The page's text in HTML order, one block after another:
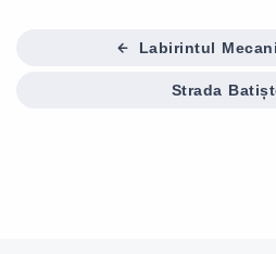
Labirintul
Strada